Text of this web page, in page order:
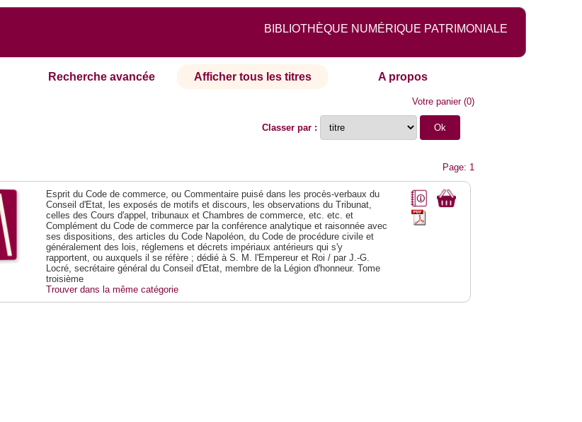
BIBLIOTHÈQUE NUMÉRIQUE PATRIMONIALE
Recherche avancée Afficher tous les titres A propos
Votre panier(0)
Classer par :
Page: 1
Esprit du Code de commerce, ou Commentaire puisé dans les procès-verbaux du
Conseil d'Etat, les exposés de motifs et discours, les observations du Tribunat,
celles des Cours d'appel, tribunaux et Chambres de commerce, etc. etc. et
Complément du Code de commerce par la conférence analytique et raisonnée avec
ses dispositions, des articles du Code Napoléon, du Code de procédure civile et
généralement des lois, réglemens et décrets impériaux antérieurs qui s'y
rapportent, ou auxquels il se réfère ; dédié à S. M. l'Empereur et Roi / par J.-G.
Locré, secrétaire général du Conseil d'Etat, membre de la Légion d'honneur. Tome
troisième
Trouver dans la même catégorie